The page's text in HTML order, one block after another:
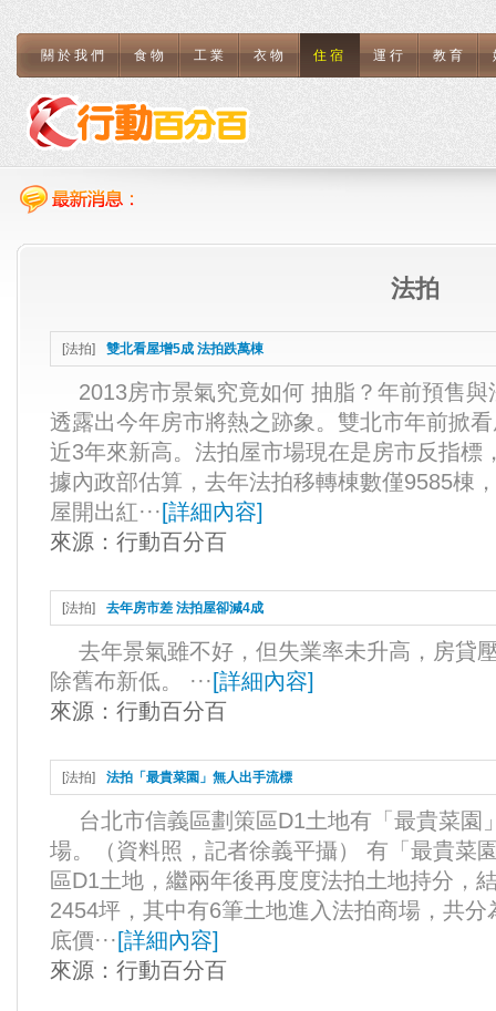
關於我們 食物 工業 衣物 住宿 運行 教育
法拍
[法拍] 雙北看屋增5成 法拍跌萬棟
2013房市景氣究竟如何 抽脂？年前預售
透露出今年房市將熱之跡象。雙北市年前掀
近3年來新高。法拍屋市場現在是房市反指標
據內政部估算，去年法拍移轉棟數僅9585棟
屋開出紅··· [詳細內容]
來源： 行動百分百
[法拍] 去年房市差 法拍屋卻減4成
去年景氣雖不好，但失業率未升高，房貸
除舊布新低。 ··· [詳細內容]
來源： 行動百分百
[法拍] 法拍「最貴菜園」無人出手流標
台北市信義區劃策區D1土地有「最貴菜園
場。（資料照，記者徐義平攝） 有「最貴菜
區D1土地，繼兩年後再度度法拍土地持分，
2454坪，其中有6筆土地進入法拍商場，共
底價··· [詳細內容]
來源： 行動百分百